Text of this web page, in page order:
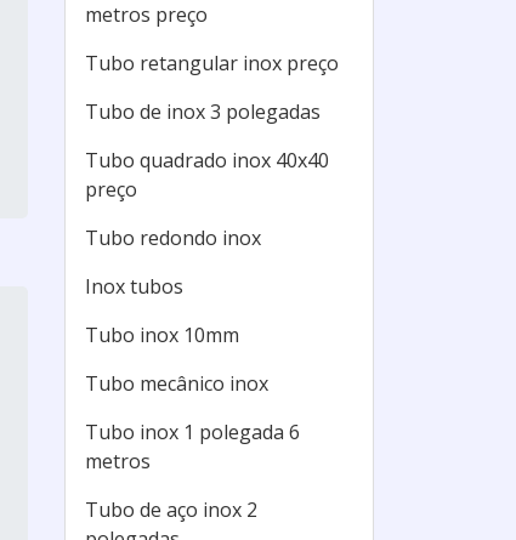
metros preço
Tubo retangular inox preço
Tubo de inox 3 polegadas
Tubo quadrado inox 40x40
preço
Tubo redondo inox
Inox tubos
Tubo inox 10mm
Tubo mecânico inox
Tubo inox 1 polegada 6
metros
Tubo de aço inox 2